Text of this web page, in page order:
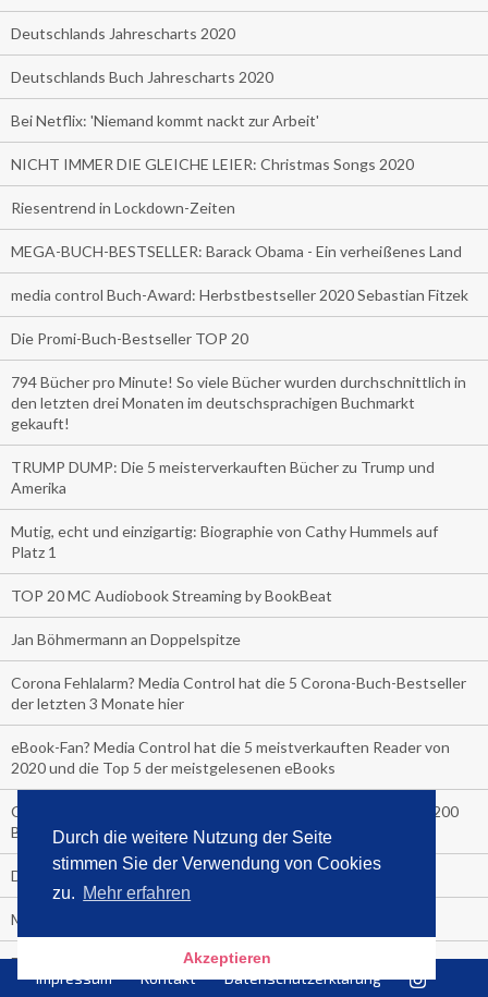
Durch die weitere Nutzung der Seite
stimmen Sie der Verwendung von Cookies
zu. Mehr erfahren
Akzeptieren
Deutschlands Jahrescharts 2020
Deutschlands Buch Jahrescharts 2020
Bei Netflix: 'Niemand kommt nackt zur Arbeit'
NICHT IMMER DIE GLEICHE LEIER: Christmas Songs 2020
Riesentrend in Lockdown-Zeiten
MEGA-BUCH-BESTSELLER: Barack Obama - Ein verheißenes Land
media control Buch-Award: Herbstbestseller 2020 Sebastian Fitzek
Die Promi-Buch-Bestseller TOP 20
794 Bücher pro Minute! So viele Bücher wurden durchschnittlich in
den letzten drei Monaten im deutschsprachigen Buchmarkt
gekauft!
TRUMP DUMP: Die 5 meisterverkauften Bücher zu Trump und
Amerika
Mutig, echt und einzigartig: Biographie von Cathy Hummels auf
Platz 1
TOP 20 MC Audiobook Streaming by BookBeat
Jan Böhmermann an Doppelspitze
Corona Fehlalarm? Media Control hat die 5 Corona-Buch-Bestseller
der letzten 3 Monate hier
eBook-Fan? Media Control hat die 5 meistverkauften Reader von
2020 und die Top 5 der meistgelesenen eBooks
COVER-CHECK: Die Top Ten Verkäufe letzte Woche an über 200
Bahnhofskiosken
Der Media Control Sommer-Bestseller 2020
Media Control präsentiert den Sommerhit 2020
Die Bitch macht sich nackig aus Freude über die Nummer 1
Impressum Kontakt Datenschutzerklärung